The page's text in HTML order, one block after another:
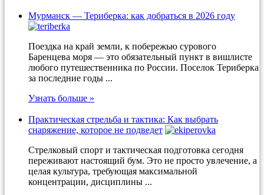
Мурманск — Териберка: как добраться в 2026 году
Поездка на край земли, к побережью сурового
Баренцева моря — это обязательный пункт в вишлисте
любого путешественника по России. Поселок Териберка
за последние годы ...
Узнать больше »
Практическая стрельба и тактика: Как выбрать
снаряжение, которое не подведет
Стрелковый спорт и тактическая подготовка сегодня
переживают настоящий бум. Это не просто увлечение, а
целая культура, требующая максимальной
концентрации, дисциплины ...